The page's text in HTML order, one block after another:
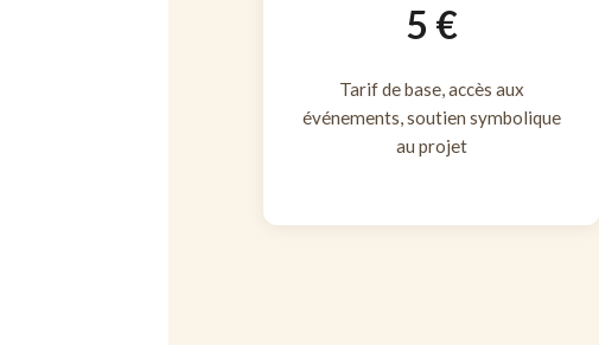
5 €
Tarif de base, accès aux
événements, soutien symbolique
au projet